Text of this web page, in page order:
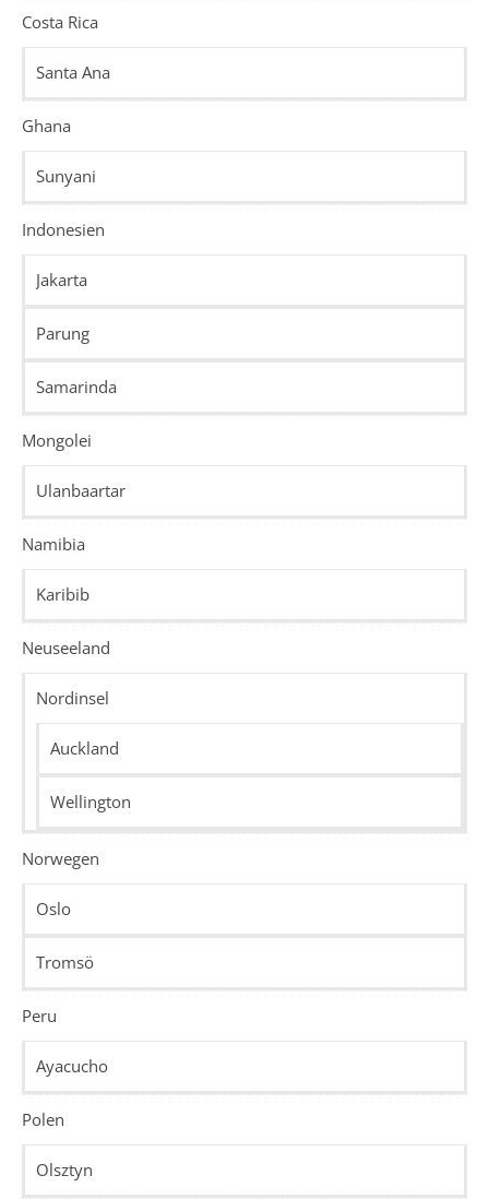
Costa Rica
Santa Ana
Ghana
Sunyani
Indonesien
Jakarta
Parung
Samarinda
Mongolei
Ulanbaartar
Namibia
Karibib
Neuseeland
Nordinsel
Auckland
Wellington
Norwegen
Oslo
Tromsö
Peru
Ayacucho
Polen
Olsztyn